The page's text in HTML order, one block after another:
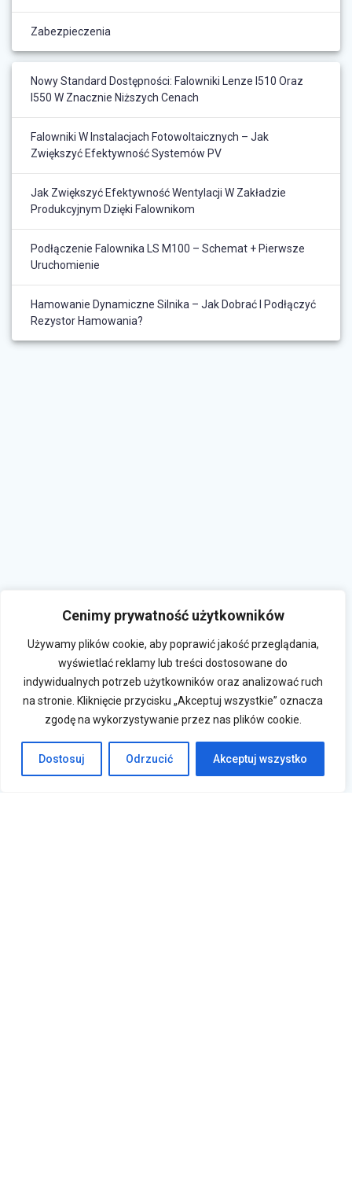
Cenimy prywatność użytkowników
Używamy plików cookie, aby poprawić jakość przeglądania,
wyświetlać reklamy lub treści dostosowane do
indywidualnych potrzeb użytkowników oraz analizować ruch
na stronie. Kliknięcie przycisku „Akceptuj wszystkie” oznacza
zgodę na wykorzystywanie przez nas plików cookie.
Dostosuj Odrzucić Akceptuj wszystko
Zabezpieczenia
Nowy Standard Dostępności: Falowniki Lenze I510 Oraz
I550 W Znacznie Niższych Cenach
Falowniki W Instalacjach Fotowoltaicznych – Jak
Zwiększyć Efektywność Systemów PV
Jak Zwiększyć Efektywność Wentylacji W Zakładzie
Produkcyjnym Dzięki Falownikom
Podłączenie Falownika LS M100 – Schemat + Pierwsze
Uruchomienie
Hamowanie Dynamiczne Silnika – Jak Dobrać I Podłączyć
Rezystor Hamowania?